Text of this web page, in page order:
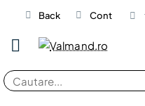
Back Cont
Cautare...